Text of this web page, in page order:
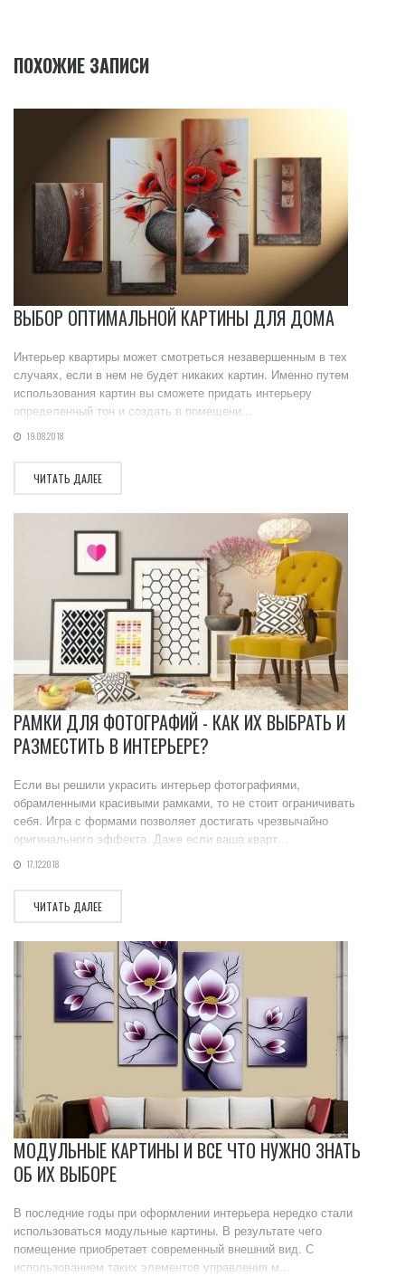
ПОХОЖИЕ ЗАПИСИ
ВЫБОР ОПТИМАЛЬНОЙ КАРТИНЫ ДЛЯ ДОМА
Интерьер квартиры может смотреться незавершенным в тех
случаях, если в нем не будет никаких картин. Именно путем
использования картин вы сможете придать интерьеру
определенный тон и создать в помещени...
19.08.2018
ЧИТАТЬ ДАЛЕЕ
РАМКИ ДЛЯ ФОТОГРАФИЙ - КАК ИХ ВЫБРАТЬ И
РАЗМЕСТИТЬ В ИНТЕРЬЕРЕ?
Если вы решили украсить интерьер фотографиями,
обрамленными красивыми рамками, то не стоит ограничивать
себя. Игра с формами позволяет достигать чрезвычайно
оригинального эффекта. Даже если ваша кварт...
17.12.2018
ЧИТАТЬ ДАЛЕЕ
МОДУЛЬНЫЕ КАРТИНЫ И ВСЕ ЧТО НУЖНО ЗНАТЬ
ОБ ИХ ВЫБОРЕ
В последние годы при оформлении интерьера нередко стали
использоваться модульные картины. В результате чего
помещение приобретает современный внешний вид. С
использованием таких элементов управления м...